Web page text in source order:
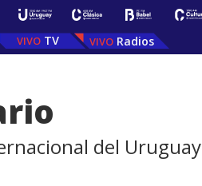
TV Radios
del Uruguay